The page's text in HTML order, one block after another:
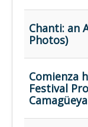
Chanti: an
Photos)
Comienza
Festival